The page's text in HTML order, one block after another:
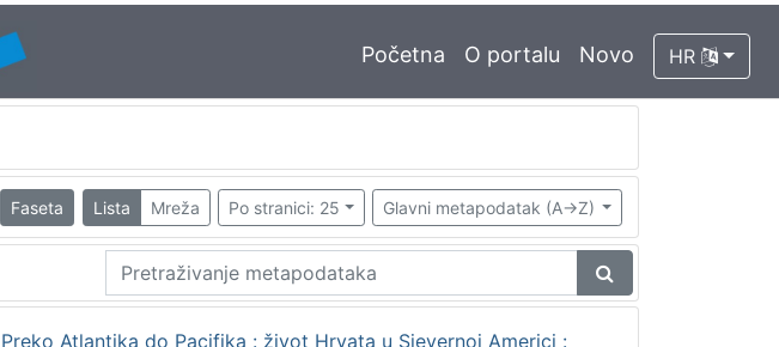
Početna O portalu Novo HR
Faseta Lista Mreža Po stranici: 25 Glavni metapodatak (A->Z)
Preko Atlantika do Pacifika : život Hrvata u Sjevernoj Americi :